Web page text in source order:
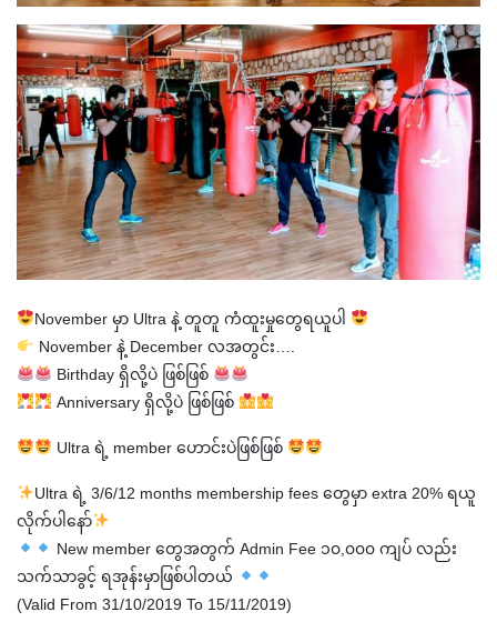
November မှာ Ultra နဲ့ တူတူ ကံထူးမှုတွေရယူပါ
November နဲ့ December လအတွင်း….
Birthday ရှိလို့ပဲ ဖြစ်ဖြစ်
Anniversary ရှိလို့ပဲ ဖြစ်ဖြစ်
Ultra ရဲ့ member ဟောင်းပဲဖြစ်ဖြစ်
Ultra ရဲ့ 3/6/12 months membership fees တွေမှာ extra 20% ရယူ
လိုက်ပါနော်
New member တွေအတွက် Admin Fee ၁၀,၀၀၀ ကျပ် လည်း
သက်သာခွင့် ရအုန်းမှာဖြစ်ပါတယ်
(Valid From 31/10/2019 To 15/11/2019)